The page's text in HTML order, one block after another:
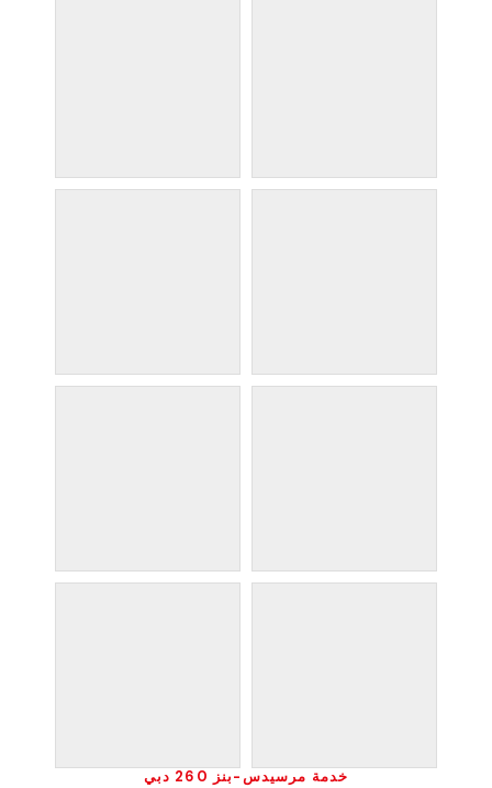
خدمة مرسيدس-بنز 260 دبي